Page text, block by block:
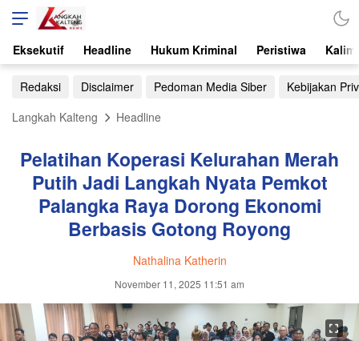
Eksekutif Headline Hukum Kriminal Peristiwa
Redaksi Disclaimer Pedoman Media Siber
Kebijakan
Langkah Kalteng
Headline
Pelatihan Koperasi Kelurahan Merah
Putih Jadi Langkah Nyata Pemkot
Palangka Raya Dorong Ekonomi
Berbasis Gotong Royong
Nathalina Katherin
November 11, 2025 11:51 am